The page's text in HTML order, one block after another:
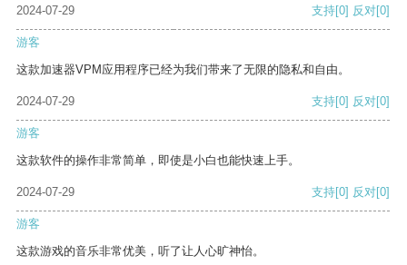
2024-07-29
支持[0] 反对[0]
游客
这款加速器VPM应用程序已经为我们带来了无限的隐私和自由。
2024-07-29 支持[0] 反对[0]
游客
这款软件的操作非常简单，即使是小白也能快速上手。
2024-07-29 支持[0] 反对[0]
游客
这款游戏的音乐非常优美，听了让人心旷神怡。